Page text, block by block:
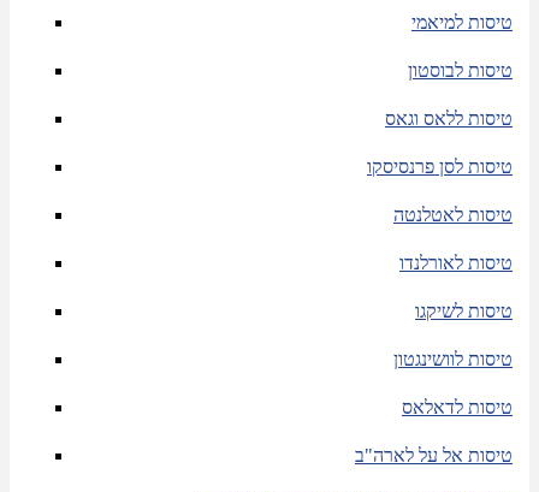
טיסות למיאמי
טיסות לבוסטון
טיסות ללאס וגאס
טיסות לסן פרנסיסקו
טיסות לאטלנטה
טיסות לאורלנדו
טיסות לשיקגו
טיסות לוושינגטון
טיסות לדאלאס
טיסות אל על לארה"ב